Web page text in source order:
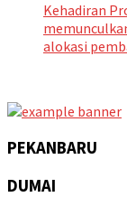
Kehadiran
alokasi
PEKANBARU
DUMAI